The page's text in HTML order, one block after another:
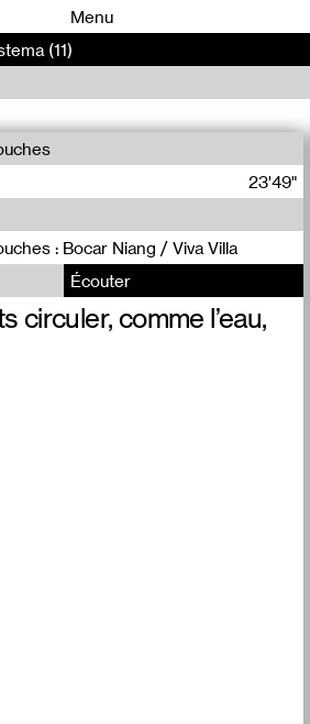
Menu
(11)
23'49"
: Bocar Niang / Viva Villa
Écouter
circuler, comme l’eau,
00
00